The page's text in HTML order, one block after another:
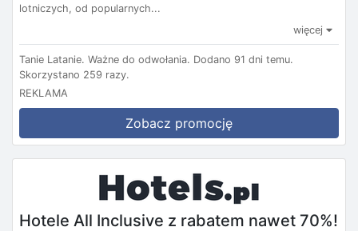
lotniczych, od popularnych...
więcej
Tanie Latanie. Ważne do odwołania. Dodano 91 dni temu.
Skorzystano 259 razy.
REKLAMA
Zobacz promocję
Hotele All Inclusive z rabatem nawet 70%!